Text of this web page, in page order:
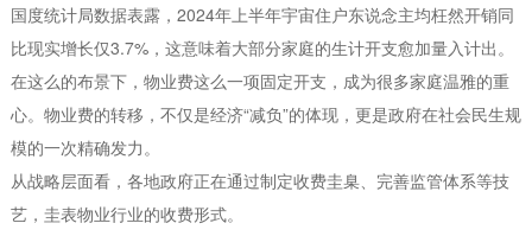
国度统计局数据表露，2024年上半年宇宙住户东说念主均枉然开销同
比现实增长仅3.7%，这意味着大部分家庭的生计开支愈加量入计出。
在这么的布景下，物业费这么一项固定开支，成为很多家庭温雅的重
心。物业费的转移，不仅是经济“减负”的体现，更是政府在社会民生规
模的一次精确发力。
从战略层面看，各地政府正在通过制定收费圭臬、完善监管体系等技
艺，圭表物业行业的收费形式。